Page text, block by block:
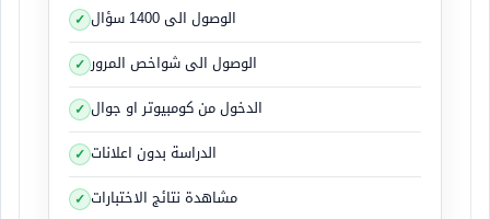
الوصول الى 1400 سؤال
الوصول الى شواخص المرور
الدخول من كومبيوتر او جوال
الدراسة بدون اعلانات
مشاهدة نتائج الاختبارات